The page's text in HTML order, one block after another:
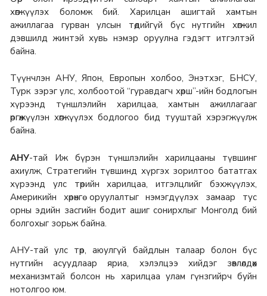
хөгжүүлэх боломж бий. Харилцан ашигтай хамтын
ажиллагаа гурван улсын төдийгүй бүс нутгийн хөгжил
дэвшилд жинтэй хувь нэмэр оруулна гэдэгт итгэлтэй
байна.
Түүнчлэн АНУ, Япон, Европын холбоо, Энэтхэг, БНСУ,
Турк зэрэг улс, холбоотой “гуравдагч хөрш”-ийн бодлогын
хүрээнд түншлэлийн харилцаа, хамтын ажиллагааг
өргөжүүлэн хөгжүүлэх бодлогоо бид тууштай хэрэгжүүлж
байна.
АНУ-тай Иж бүрэн түншлэлийн харилцааны түвшинг
ахиулж, Стратегийн түвшинд хүргэх зорилтоо бататгах
хүрээнд улс төрийн харилцаа, итгэлцлийг бэхжүүлэх,
Америкийн хөрөнгө оруулалтыг нэмэгдүүлэх замаар тус
орны эдийн засгийн бодит ашиг сонирхлыг Монголд бий
болгохыг зорьж байна.
АНУ-тай улс төр, аюулгүй байдлын талаар болон бүс
нутгийн асуудлаар яриа, хэлэлцээ хийдэг зөвлөлдөх
механизмтай болсон нь харилцаа улам гүнзгийрч буйн
нотолгоо юм.